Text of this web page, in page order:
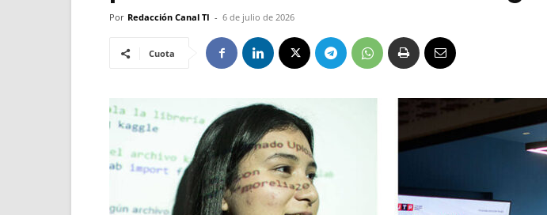
Por Redacción Canal TI - 6 de julio de 2026
Cuota